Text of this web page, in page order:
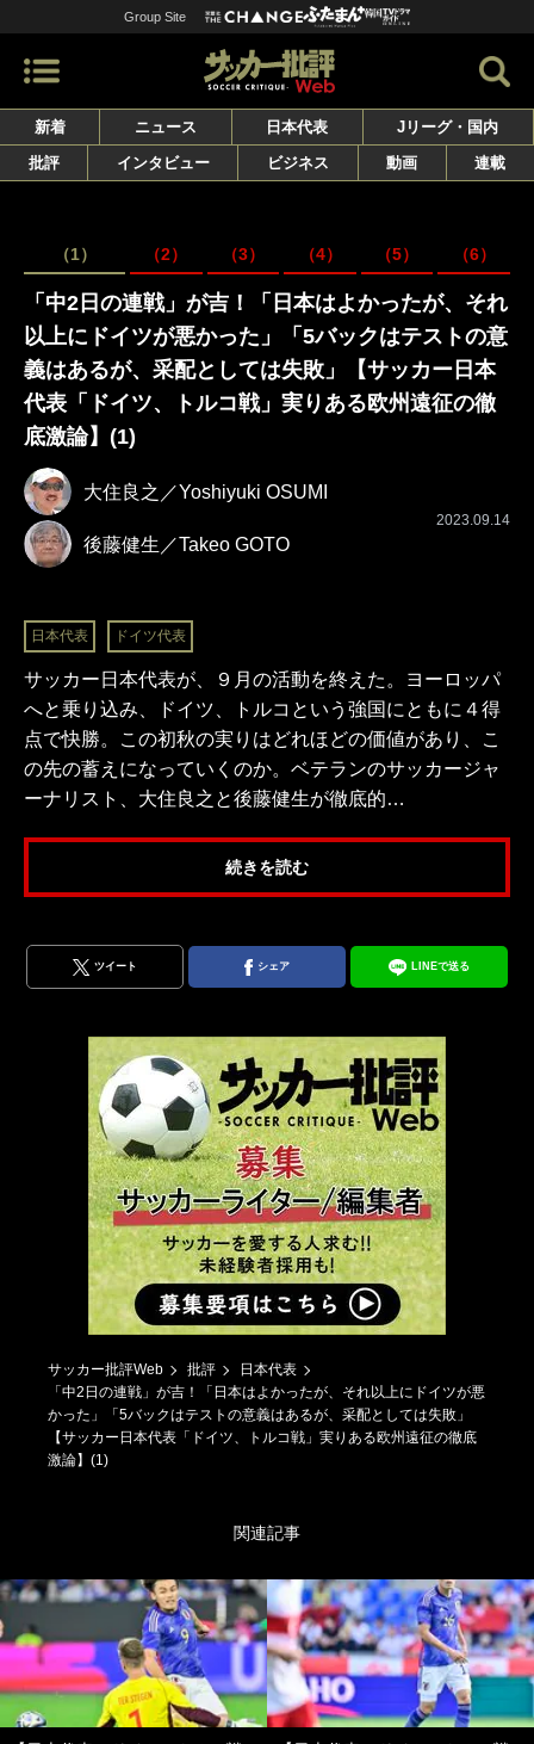
Group Site
新着 ニュース 日本代表
Jリーグ・国内
批評
インタビュー ビジネス 動画 連載
（1） （2） （3） （4） （5） （6）
「中2日の連戦」が吉！「日本はよかったが、それ
以上にドイツが悪かった」「5バックはテストの意
義はあるが、采配としては失敗」【サッカー日本
代表「ドイツ、トルコ戦」実りある欧州遠征の徹
底激論】(1)
大住良之／Yoshiyuki OSUMI
後藤健生／Takeo GOTO
2023.09.14
日本代表 ドイツ代表
サッカー日本代表が、９月の活動を終えた。ヨーロッパ
へと乗り込み、ドイツ、トルコという強国にともに４得
点で快勝。この初秋の実りはどれほどの価値があり、こ
の先の蓄えになっていくのか。ベテランのサッカージャ
ーナリスト、大住良之と後藤健生が徹底的…
続きを読む
ツイート シェア LINEで送る
サッカー批評Web 批評
日本代表
「中2日の連戦」が吉！「日本はよかったが、それ以上にドイツが悪
かった」「5バックはテストの意義はあるが、采配としては失敗」
【サッカー日本代表「ドイツ、トルコ戦」実りある欧州遠征の徹底
激論】(1)
関連記事